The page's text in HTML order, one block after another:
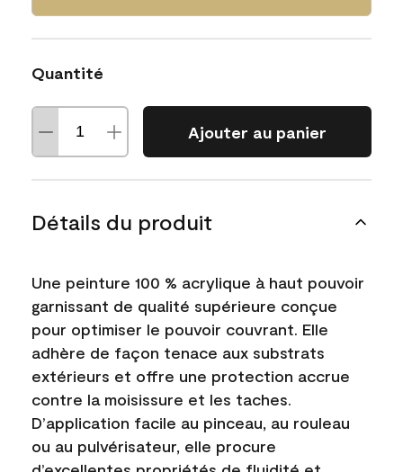
Quantité
Ajouter au panier
Détails du produit
Une peinture 100 % acrylique à haut pouvoir
garnissant de qualité supérieure conçue
pour optimiser le pouvoir couvrant. Elle
adhère de façon tenace aux substrats
extérieurs et offre une protection accrue
contre la moisissure et les taches.
D’application facile au pinceau, au rouleau
ou au pulvérisateur, elle procure